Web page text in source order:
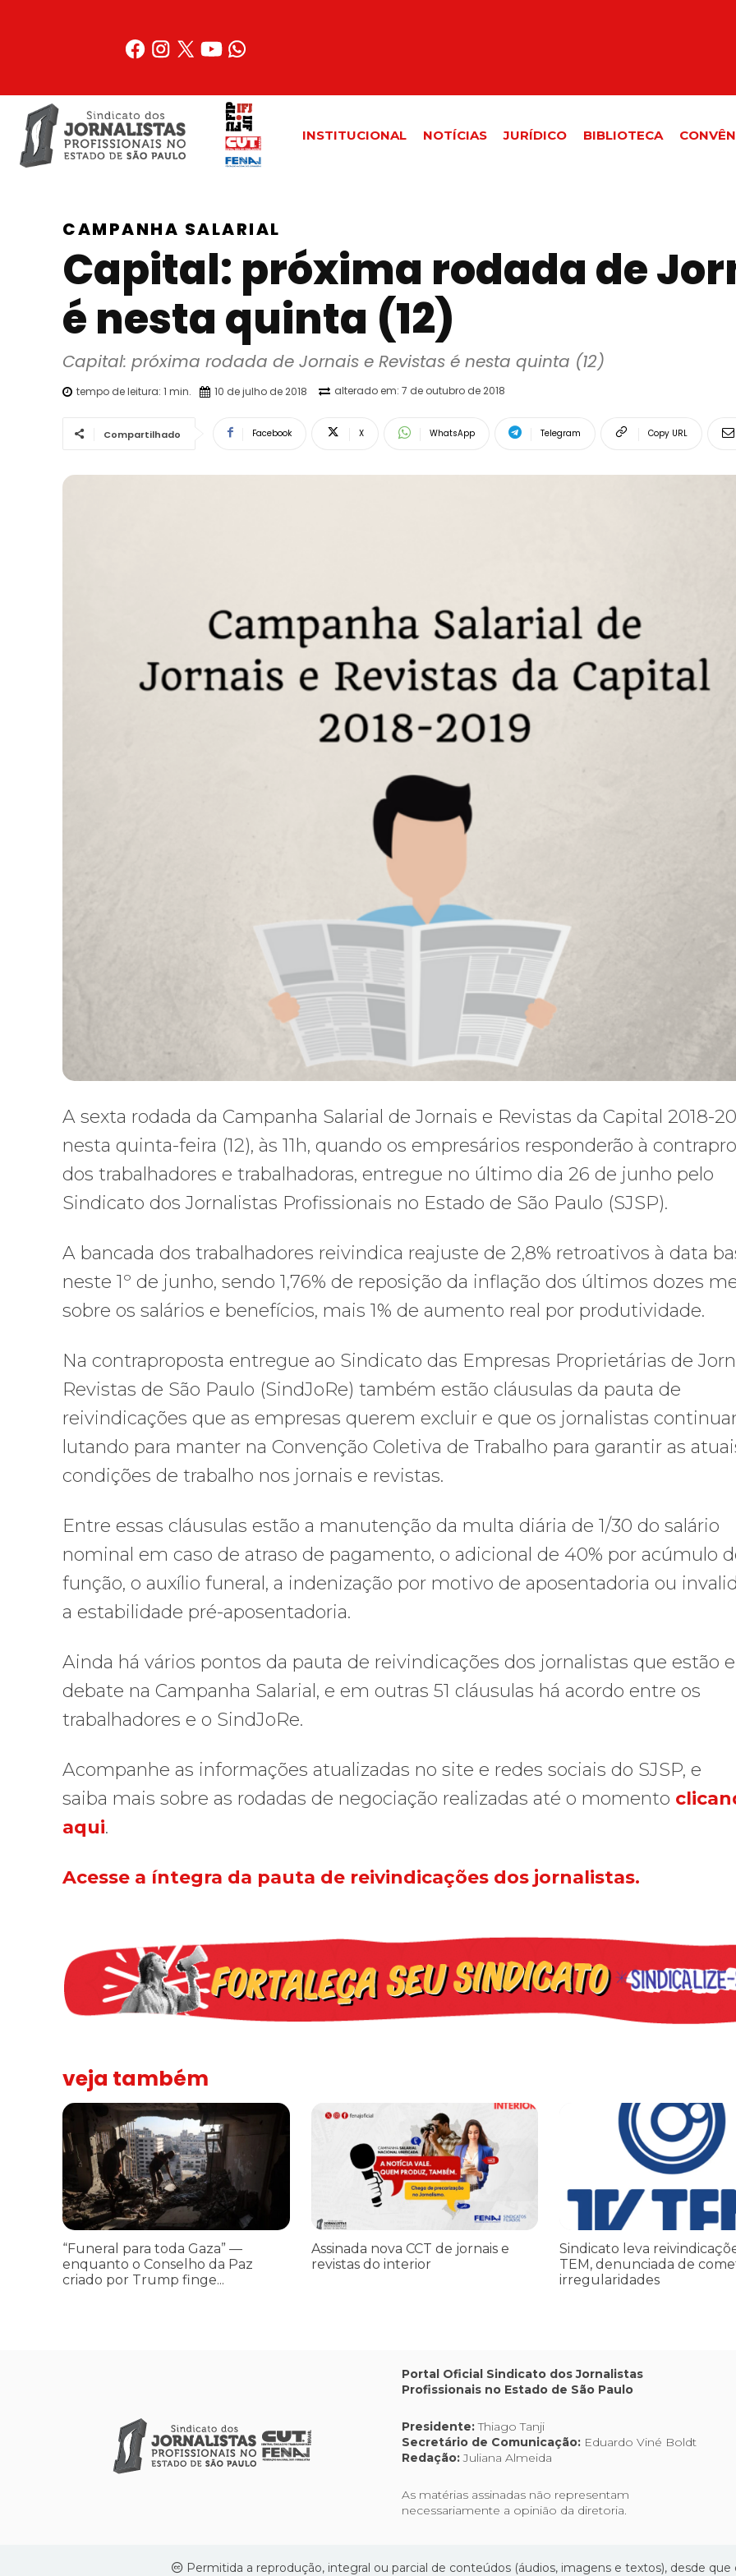
INSTITUCIONAL NOTÍCIAS JURÍDICO BIBLIOTECA
CAMPANHA SALARIAL
Capital: próxima rodada de
é nesta quinta (12)
Capital: próxima rodada de Jornais e Revistas é nesta quinta (12)
tempo de leitura: 1 min. 10 de julho de 2018 alterado em: 7 de outubro de 2018
Compartilhado Facebook X WhatsApp Telegram Copy URL
A sexta rodada da Campanha Salarial de Jornais e Revistas da Capital 2018-
nesta quinta-feira (12), às 11h, quando os empresários responderão à
dos trabalhadores e trabalhadoras, entregue no último dia 26 de junho pelo
Sindicato dos Jornalistas Profissionais no Estado de São Paulo (SJSP).
A bancada dos trabalhadores reivindica reajuste de 2,8% retroativos à data
neste 1º de junho, sendo 1,76% de reposição da inflação dos últimos dozes
sobre os salários e benefícios, mais 1% de aumento real por produtividade.
Na contraproposta entregue ao Sindicato das Empresas Proprietárias de
Revistas de São Paulo (SindJoRe) também estão cláusulas da pauta de
reivindicações que as empresas querem excluir e que os jornalistas
lutando para manter na Convenção Coletiva de Trabalho para garantir as
condições de trabalho nos jornais e revistas.
Entre essas cláusulas estão a manutenção da multa diária de 1/30 do salário
nominal em caso de atraso de pagamento, o adicional de 40% por acúmulo
função, o auxílio funeral, a indenização por motivo de aposentadoria ou
a estabilidade pré-aposentadoria.
Ainda há vários pontos da pauta de reivindicações dos jornalistas que estão
debate na Campanha Salarial, e em outras 51 cláusulas há acordo entre os
trabalhadores e o SindJoRe.
Acompanhe as informações atualizadas no site e redes sociais do SJSP, e
saiba mais sobre as rodadas de negociação realizadas até o momento
aqui.
Acesse a íntegra da pauta de reivindicações dos jornalistas.
veja também
“Funeral para toda Gaza” — enquanto o Conselho da Paz criado por Trump finge praticar diplomacia, Israel intensifica
“Funeral para toda Gaza” —
enquanto o Conselho da Paz
criado por Trump finge...
Assinada nova CCT de jornais e revistas do interior
Assinada nova CCT de jornais e
revistas do interior
Sindicato leva reivindicações à
Sindicato leva
TEM, denunciada de
irregularidades
Portal Oficial Sindicato dos Jornalistas
Profissionais no Estado de São Paulo
Presidente:Thiago Tanji
Secretário de Comunicação: Eduardo Viné Boldt
Redação:Juliana Almeida
As matérias assinadas não representam
necessariamente a opinião da diretoria.
Permitida a reprodução, integral ou parcial de conteúdos (áudios, imagens e textos), desde